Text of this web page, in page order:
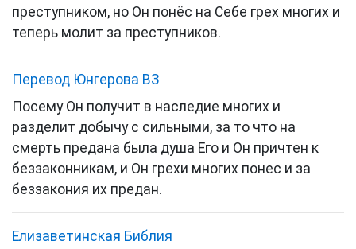
преступником, но Он понёс на Себе грех многих и
теперь молит за преступников.
Перевод Юнгерова ВЗ
Посему Он получит в наследие многих и
разделит добычу с сильными, за то что на
смерть предана была душа Его и Он причтен к
беззаконникам, и Он грехи многих понес и за
беззакония их предан.
Елизаветинская Библия